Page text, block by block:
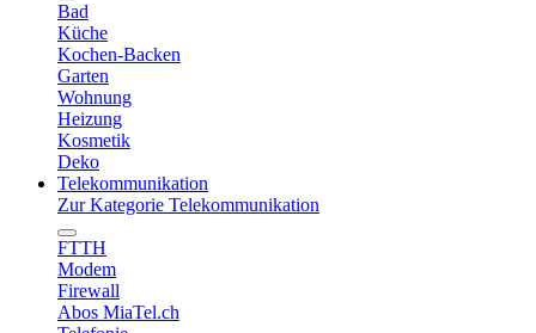
Bad
Küche
Kochen-Backen
Garten
Wohnung
Heizung
Kosmetik
Deko
Telekommunikation
Zur Kategorie Telekommunikation
FTTH
Modem
Firewall
Abos MiaTel.ch